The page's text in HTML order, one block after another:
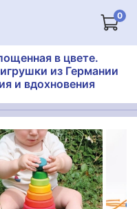
0
в цвете.
из Германии
и вдохновения